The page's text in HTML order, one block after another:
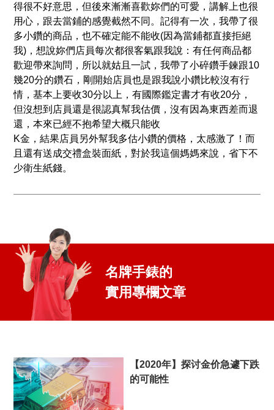
得很不好意思，但後來漸漸喜歡妳們的可愛，講解上也很
用心，跟去當鋪的感覺截然不同。記得有一次，我帶了很
多小鑽的商品，也不確定能不能收(因為當鋪都直接拒絕
我)，想說妳們店員每次都很客氣跟我說：有任何商品都
歡迎帶來詢問，所以就姑且一試，我帶了小碎鑽手鍊跟10
幾20分的鑽石，剛開始店員也是跟我說小鑽比較沒有行
情，基本上要收30分以上，有國際鑑定書才有收20分，
但沒想到店員還是很認真幫我估價，沒有因為東西差而退
還，本來已經不抱希望大概只能收
K金，結果店員另外幫我多估小鑽的價格，太感激了！而
且還有送成交禮盒裝面紙，對於我這個媽媽來說，省下不
少衛生紙錢。
名牌手錶的
實用專欄文章
【2020年】探讨金价急遽下跌
的可能性